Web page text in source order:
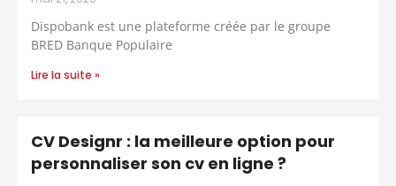
Dispobank est une plateforme créée par le groupe
BRED Banque Populaire
Lire la suite »
CV Designr : la meilleure option pour
personnaliser son cv en ligne ?